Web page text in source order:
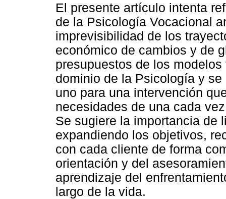
El presente artículo intenta
de la Psicología Vocacional
imprevisibilidad de los
económico de cambios y de
presupuestos de los
dominio de la Psicología y
uno para una intervención
necesidades de una cada
Se sugiere la importancia de
expandiendo los objetivos,
con cada cliente de forma
orientación y del
aprendizaje del
largo de la vida.